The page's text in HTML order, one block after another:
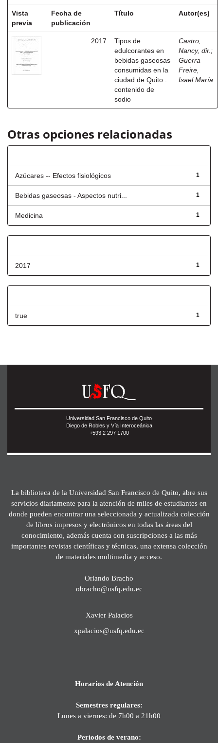
Vista
previa
Fecha de
publicación
Título Autor(es)
2017
Tipos de
edulcorantes en
bebidas gaseosas
consumidas en la
ciudad de Quito :
contenido de
sodio
Castro,
Nancy, dir. ;
Guerra
Freire,
Isael María
Otras opciones relacionadas
1
Azúcares -- Efectos fisiológicos
1
Bebidas gaseosas - Aspectos nutri...
1
Medicina
1
2017
1
true
Universidad San Francisco de Quito
Diego de Robles y Vía Interoceánica
+593 2 297 1700
La biblioteca de la Universidad San Francisco de Quito, abre sus
servicios diariamente para la atención de miles de estudiantes en
donde pueden encontrar una seleccionada y actualizada colección
de libros impresos y electrónicos en todas las áreas del
conocimiento, además cuenta con suscripciones a las más
importantes revistas científicas y técnicas, una extensa colección
de materiales multimedia y acceso.
Orlando Bracho
obracho@usfq.edu.ec
Xavier Palacios
xpalacios@usfq.edu.ec
Horarios de Atención
Semestres regulares:
Lunes a viernes: de 7h00 a 21h00
Períodos de verano: